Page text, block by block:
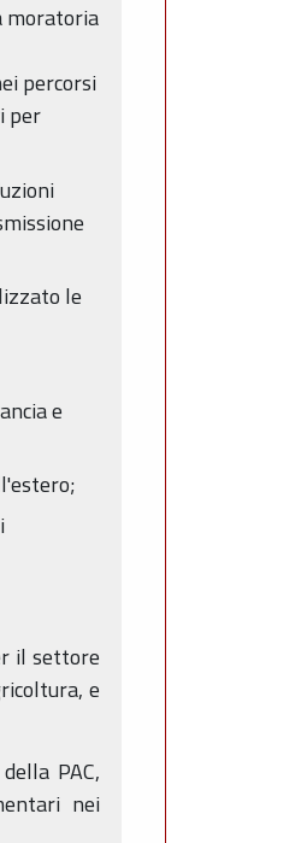
moratoria
percorsi
per
le
e
il settore
e
PAC,
nei